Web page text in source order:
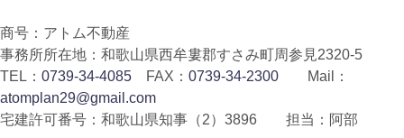
商号：アトム不動産
事務所所在地：和歌山県西牟婁郡すさみ町周参見2320-5
TEL： 0739-34-4085 FAX： 0739-34-2300 Mail：
atomplan29@gmail.com
宅建許可番号：和歌山県知事（2）3896 担当：阿部